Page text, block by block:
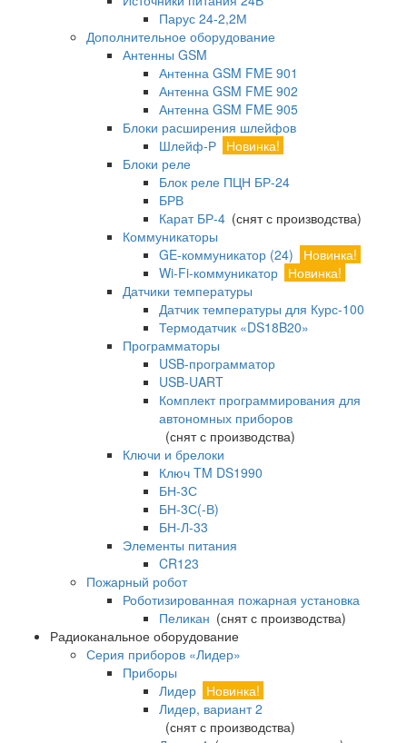
Парус 24-2,2М
Дополнительное оборудование
Антенны GSM
Антенна GSM FME 901
Антенна GSM FME 902
Антенна GSM FME 905
Блоки расширения шлейфов
Шлейф-Р Новинка!
Блоки реле
Блок реле ПЦН БР-24
БРВ
Карат БР-4 (снят с производства)
Коммуникаторы
GE-коммуникатор (24)
Новинка!
Wi-Fi-коммуникатор Новинка!
Датчики температуры
Датчик температуры для Курс-100
Термодатчик «DS18B20»
Программаторы
USB-программатор
USB-UART
Комплект программирования для
автономных приборов
(снят с производства)
Ключи и брелоки
Ключ TM DS1990
БН-3С
БН-3С(-В)
БН-Л-33
Элементы питания
CR123
Пожарный робот
Роботизированная пожарная установка
Пеликан (снят с производства)
Радиоканальное оборудование
Серия приборов «Лидер»
Приборы
Лидер Новинка!
Лидер, вариант 2
(снят с производства)